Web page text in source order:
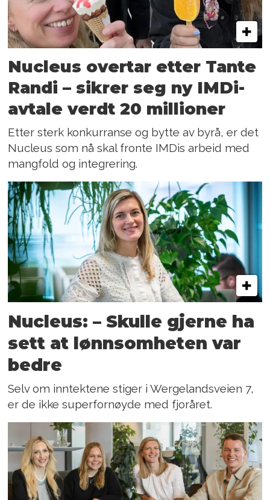
Nucleus overtar etter Tante
Randi – sikrer seg ny IMDi-
avtale verdt 20 millioner
Etter sterk konkurranse og bytte av byrå, er det
Nucleus som nå skal fronte IMDis arbeid med
mangfold og integrering.
Nucleus: – Skulle gjerne ha
sett at lønnsomheten var
bedre
Selv om inntektene stiger i Wergelandsveien 7,
er de ikke superfornøyde med fjoråret.